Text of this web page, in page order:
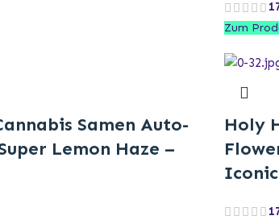
Zum
Samen Auto-
Lemon Haze –
Holy